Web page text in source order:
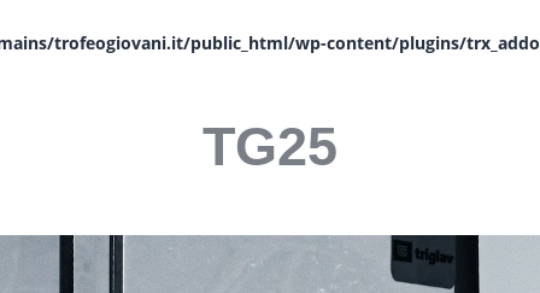
trofeogiovani.it/public_html/wp-content/plugins/
TG25
CALENDARI